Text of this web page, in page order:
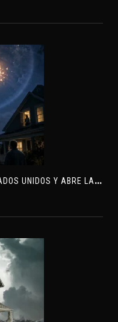
U
N METEORO EXPLOTA SOBRE ESTADOS UNIDOS Y ABRE LA PISTA DE POLAR-IM, UN POSIBLE VISITANTE INTERESTELAR